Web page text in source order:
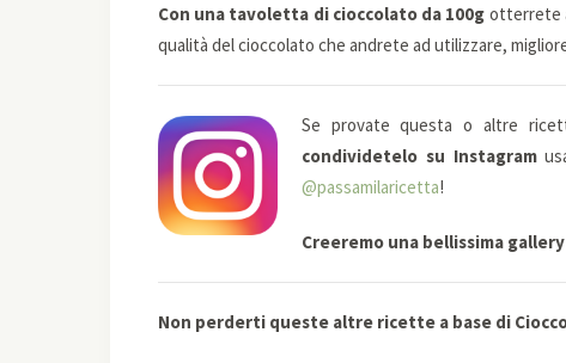
Con una tavoletta di cioccolato da 100g otterrete
qualità del cioccolato che andrete ad utilizzare,
Se provate questa o altre
condividetelo su Instagram
@passamilaricetta!
Creeremo una bellissima
Non perderti queste altre ricette a base di